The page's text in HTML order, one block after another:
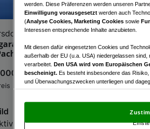
– Badebungalow mit
IMMO2301 GmbH
werden. Diese Präferenzen werden unseren
Einwilligung vorausgesetzt werden auch
(Analyse Cookies, Marketing Cookies sowie
Interessen entsprechende Inhalte anzubieten.
Mit diesen dafür eingesetzten Cookies und
außerhalb der EU (u.a. USA) niedergelassen
verarbeitet. Den USA wird vom Europäischen
bescheinigt. Es besteht insbesondere das
und Überwachungszwecken unterliegen und
und Widerspruch gegen die Verarbeitung auf der
„Cookie Einstellungen“, die sich auf jeder Seite